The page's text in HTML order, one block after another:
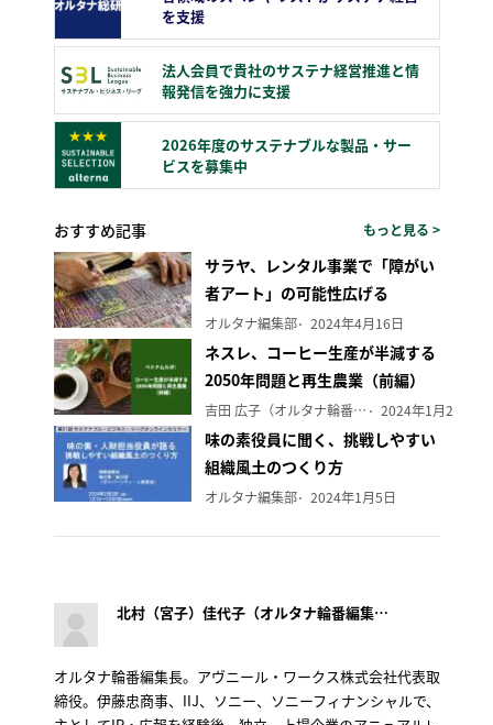
を支援
法人会員で貴社のサステナ経営推進と情
報発信を強力に支援
2026年度のサステナブルな製品・サー
ビスを募集中
おすすめ記事 もっと見る >
サラヤ、レンタル事業で「障がい
者アート」の可能性広げる
オルタナ編集部 2024年4月16日
ネスレ、コーヒー生産が半減する
2050年問題と再生農業（前編）
吉田 広子（オルタナ輪番編集長） 2024年1月29日
味の素役員に聞く、挑戦しやすい
組織風土のつくり方
オルタナ編集部 2024年1月5日
北村（宮子）佳代子（オルタナ輪番編集長）
オルタナ輪番編集長。アヴニール・ワークス株式会社代表取
締役。伊藤忠商事、IIJ、ソニー、ソニーフィナンシャルで、